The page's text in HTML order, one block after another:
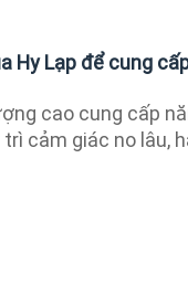
Hy Lạp để cung
cao cung cấp
cảm giác no lâu,